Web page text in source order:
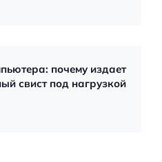
почему издает
свист под нагрузкой